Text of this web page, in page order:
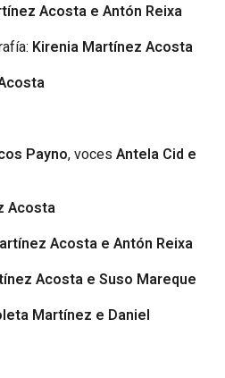
Acosta e Antón Reixa
Kirenia Martínez Acosta
Payno, voces Antela Cid e
Acosta
Acosta e Antón Reixa
Acosta e Suso Mareque
Martínez e Daniel